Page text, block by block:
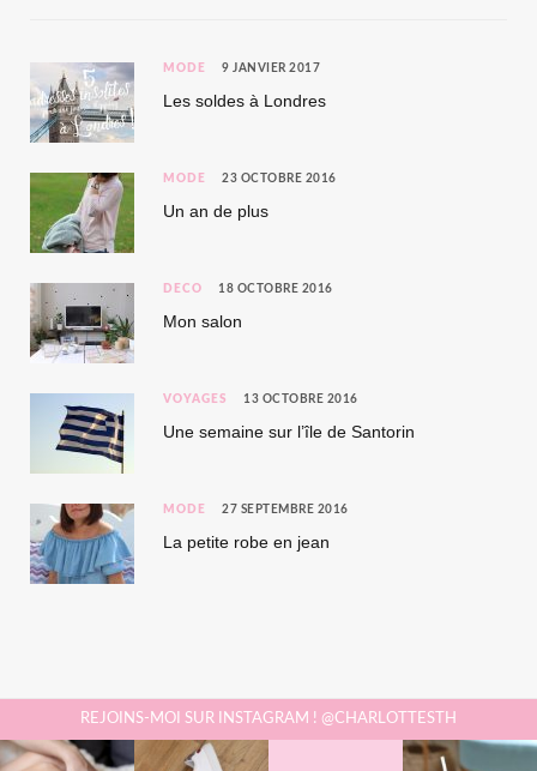
MODE 9 JANVIER 2017
Les soldes à Londres
MODE 23 OCTOBRE 2016
Un an de plus
DÉCO 18 OCTOBRE 2016
Mon salon
VOYAGES 13 OCTOBRE 2016
Une semaine sur l’île de Santorin
MODE 27 SEPTEMBRE 2016
La petite robe en jean
REJOINS-MOI SUR INSTAGRAM ! @CHARLOTTESTH